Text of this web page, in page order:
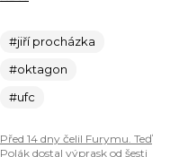
#jiří procházka
#oktagon
#ufc
Před 14 dny čelil Furymu. Teď
Polák dostal výprask od šesti